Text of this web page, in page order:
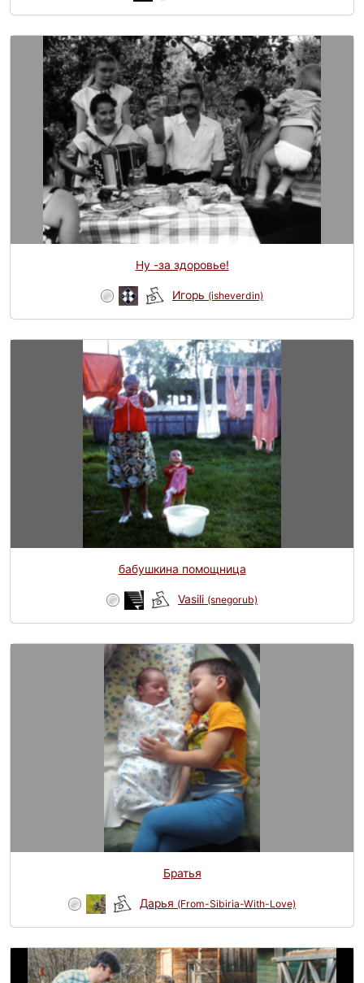
Ну -за здоровье!
Игорь (isheverdin)
бабушкина помощница
Vasili (snegorub)
Братья
Дарья (From-Sibiria-With-Love)